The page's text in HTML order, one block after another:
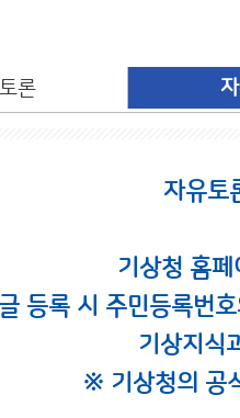
론
자유토
기상청 홈
등록 시 주민등록번
기상지식
※ 기상청의 공